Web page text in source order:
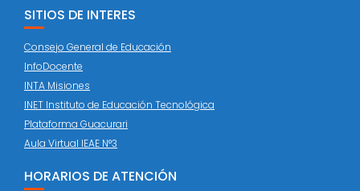
SITIOS DE INTERES
Consejo General de Educación
InfoDocente
INTA Misiones
INET Instituto de Educación Tecnológica
Plataforma Guacurari
Aula Virtual IEAE N°3
HORARIOS DE ATENCIÓN